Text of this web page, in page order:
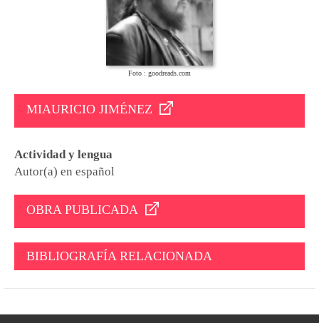
Foto : goodreads.com
MIAURICIO JIMÉNEZ
Actividad y lengua
Autor(a) en español
OBRA PUBLICADA
BIBLIOGRAFÍA RELACIONADA